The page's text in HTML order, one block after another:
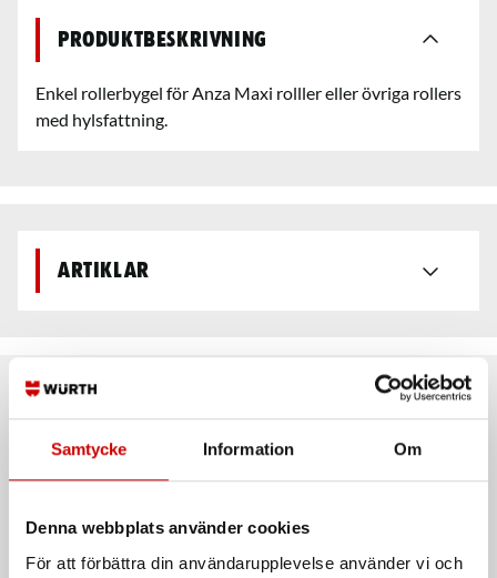
Samtycke Information Om
Denna webbplats använder cookies
För att förbättra din användarupplevelse använder vi och
Produktbeskrivning
Enkel rollerbygel för Anza Maxi rolller eller övriga rollers
med hylsfattning.
Artiklar
Rekommenderat baserat på vald produkt